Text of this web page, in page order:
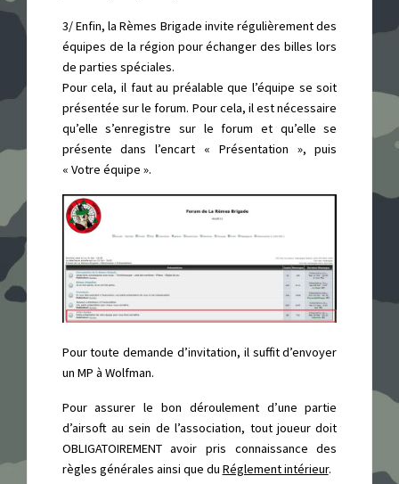
3/ Enfin, la Rèmes Brigade invite régulièrement des
équipes de la région pour échanger des billes lors
de parties spéciales.
Pour cela, il faut au préalable que l’équipe se soit
présentée sur le forum. Pour cela, il est nécessaire
qu’elle s’enregistre sur le forum et qu’elle se
présente dans l’encart « Présentation », puis
« Votre équipe ».
Pour toute demande d’invitation, il suffit d’envoyer
un MP à Wolfman.
Pour assurer le bon déroulement d’une partie
d’airsoft au sein de l’association, tout joueur doit
OBLIGATOIREMENT avoir pris connaissance des
règles générales ainsi que du Réglement intérieur.